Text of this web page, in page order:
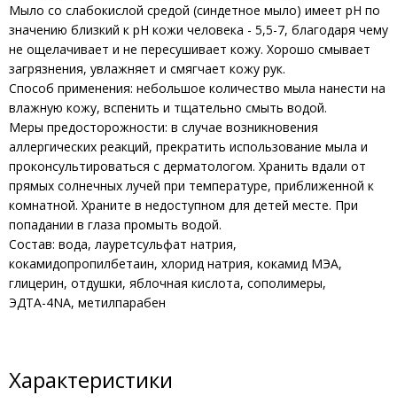
Мыло со слабокислой средой (синдетное мыло) имеет pH по
значению близкий к pH кожи человека - 5,5-7, благодаря чему
не ощелачивает и не пересушивает кожу. Хорошо смывает
загрязнения, увлажняет и смягчает кожу рук.
Способ применения: небольшое количество мыла нанести на
влажную кожу, вспенить и тщательно смыть водой.
Меры предосторожности: в случае возникновения
аллергических реакций, прекратить использование мыла и
проконсультироваться с дерматологом. Хранить вдали от
прямых солнечных лучей при температуре, приближенной к
комнатной. Храните в недоступном для детей месте. При
попадании в глаза промыть водой.
Состав: вода, лауретсульфат натрия,
кокамидопропилбетаин, хлорид натрия, кокамид МЭА,
глицерин, отдушки, яблочная кислота, сополимеры,
ЭДТА-4NA, метилпарабен
Характеристики